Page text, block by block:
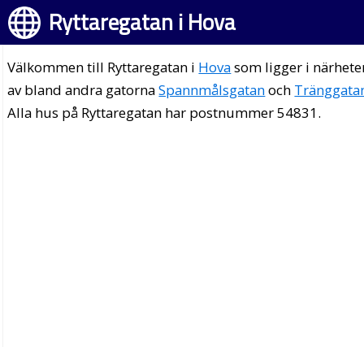
Ryttaregatan i Hova
Välkommen till Ryttaregatan i Hovasom ligger i
av bland andra gatornaSpannmålsgatanoch
Alla hus på Ryttaregatan har postnummer 54831.